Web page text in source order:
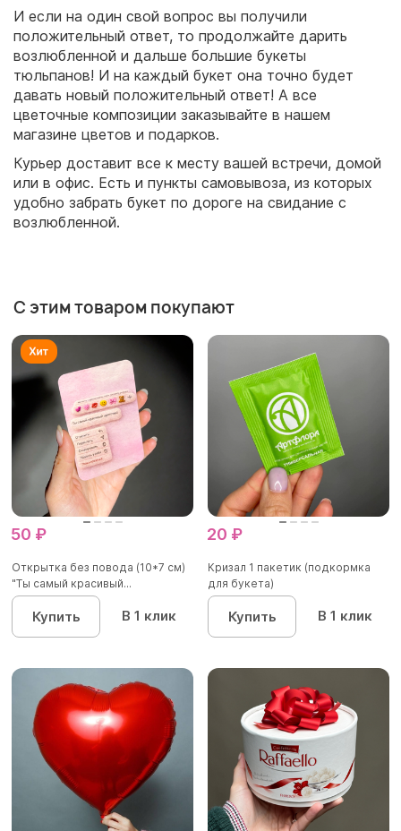
И если на один свой вопрос вы получили
положительный ответ, то продолжайте дарить
возлюбленной и дальше большие букеты
тюльпанов! И на каждый букет она точно будет
давать новый положительный ответ! А все
цветочные композиции заказывайте в нашем
магазине цветов и подарков.
Курьер доставит все к месту вашей встречи, домой
или в офис. Есть и пункты самовывоза, из которых
удобно забрать букет по дороге на свидание с
возлюбленной.
С этим товаром покупают
50 ₽
Открытка без повода (10*7 см)
"Ты самый красивый...
Купить В 1 клик
20 ₽
Кризал 1 пакетик (подкормка
для букета)
Купить В 1 клик